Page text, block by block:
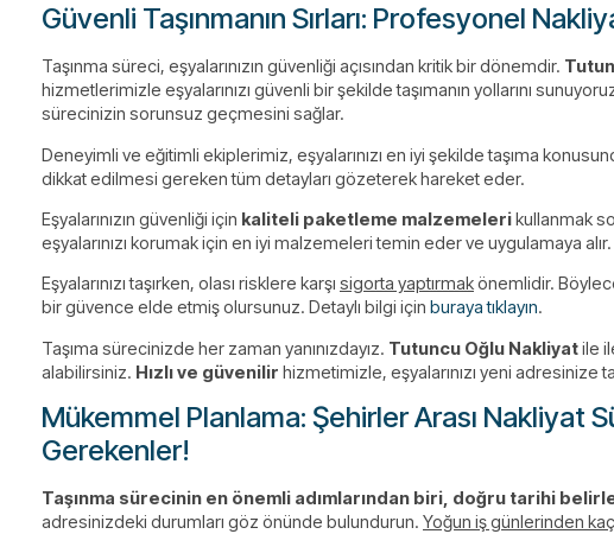
Güvenli Taşınmanın Sırları: Profesyonel
Taşınma süreci, eşyalarınızın güvenliği açısından kritik bir dönemdir.
hizmetlerimizle eşyalarınızı güvenli bir şekilde taşımanın yollarını
sürecinizin sorunsuz geçmesini sağlar.
Deneyimli ve eğitimli ekiplerimiz, eşyalarınızı en iyi şekilde taşıma
dikkat edilmesi gereken tüm detayları gözeterek hareket eder.
Eşyalarınızın güvenliği için kaliteli paketleme malzemelerikullanmak
eşyalarınızı korumak için en iyi malzemeleri temin eder ve uygulamaya alır.
Eşyalarınızı taşırken, olası risklere karşı sigorta yaptırmakönemlidir.
bir güvence elde etmiş olursunuz. Detaylı bilgi için buraya tıklayın.
Taşıma sürecinizde her zaman yanınızdayız. Tutuncu Oğlu Nakliyatile
alabilirsiniz. Hızlı ve güvenilir hizmetimizle, eşyalarınızı yeni adresinize
Mükemmel Planlama: Şehirler Arası Nakliyat
Gerekenler!
Taşınma sürecinin en önemli adımlarından biri, doğru tarihi
adresinizdeki durumları göz önünde bulundurun. Yoğun iş günlerinden